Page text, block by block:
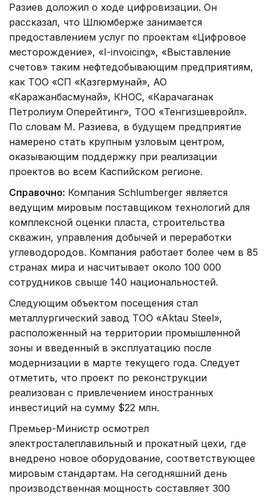
Разиев доложил о ходе цифровизации. Он
рассказал, что Шлюмберже занимается
предоставлением услуг по проектам «Цифровое
месторождение», «I-invoicing», «Выставление
счетов» таким нефтедобывающим предприятиям,
как ТОО «СП «Казгермунай», АО
«Каражанбасмунай», КНОС, «Карачаганак
Петролиум Оперейтинг», ТОО «Тенгизшевройл».
По словам М. Разиева, в будущем предприятие
намерено стать крупным узловым центром,
оказывающим поддержку при реализации
проектов во всем Каспийском регионе.
Справочно: Компания Schlumberger является
ведущим мировым поставщиком технологий для
комплексной оценки пласта, строительства
скважин, управления добычей и переработки
углеводородов. Компания работает более чем в 85
странах мира и насчитывает около 100 000
сотрудников свыше 140 национальностей.
Следующим объектом посещения стал
металлургический завод ТОО «Aktau Steel»,
расположенный на территории промышленной
зоны и введенный в эксплуатацию после
модернизации в марте текущего года. Следует
отметить, что проект по реконструкции
реализован с привлечением иностранных
инвестиций на сумму $22 млн.
Премьер-Министр осмотрел
электросталеплавильный и прокатный цехи, где
внедрено новое оборудование, соответствующее
мировым стандартам. На сегодняшний день
производственная мощность составляет 300